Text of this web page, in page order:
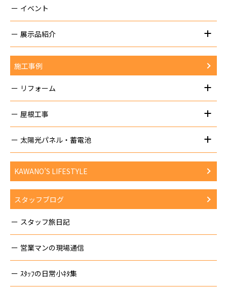
イベント
展示品紹介
施工事例
リフォーム
屋根工事
太陽光パネル・蓄電池
KAWANO’S LIFESTYLE
スタッフブログ
スタッフ旅日記
営業マンの現場通信
ｽﾀｯﾌの日常小ﾈﾀ集